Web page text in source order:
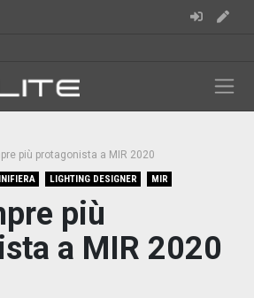
più protagonista a MIR 2020
LIGHTING DESIGNER MIR
più
a MIR 2020